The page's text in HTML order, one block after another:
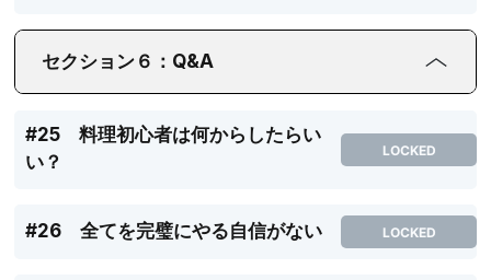
セクション６：Q&A
#25 料理初心者は何からしたらい
い？
LOCKED
#26 全てを完璧にやる自信がない LOCKED